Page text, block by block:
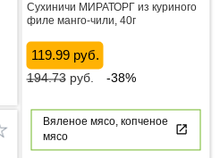
Сухиничи МИРАТОРГ из куриного
филе манго-чили, 40г
119.99 руб.
194.73руб. -38%
Вяленое мясо, копченое
мясо